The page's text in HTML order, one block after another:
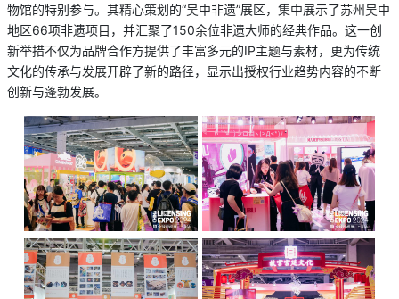
物馆的特别参与。其精心策划的“吴中非遗”展区，集中展示了苏州吴中
地区66项非遗项目，并汇聚了150余位非遗大师的经典作品。这一创
新举措不仅为品牌合作方提供了丰富多元的IP主题与素材，更为传统
文化的传承与发展开辟了新的路径，显示出授权行业趋势内容的不断
创新与蓬勃发展。